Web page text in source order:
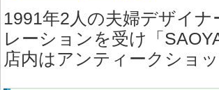
1991年2人の夫婦デザイ
レーションを受け「
店内はアンティークショ